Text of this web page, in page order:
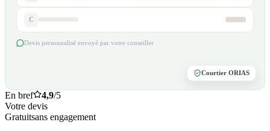
C
Devis personnalisé envoyé par votre conseiller
Courtier ORIAS
En bref 4,9/5
Votre devis
Gratuitsans engagement